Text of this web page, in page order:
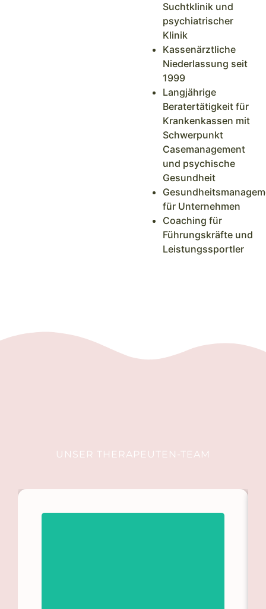
Suchtklinik und
psychiatrischer
Klinik
Kassenärztliche
Niederlassung seit
1999
Langjährige
Beratertätigkeit für
Krankenkassen mit
Schwerpunkt
Casemanagement
und psychische
Gesundheit
für Unternehmen
Coaching für
Führungskräfte und
Leistungssportler
UNSER THERAPEUTEN-TEAM